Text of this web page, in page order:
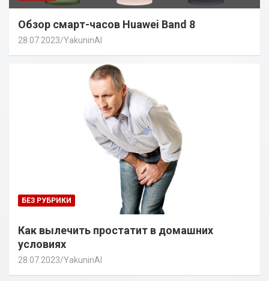
Обзор смарт-часов Huawei Band 8
28.07.2023 YakuninAI
БЕЗ РУБРИКИ
Как вылечить простатит в домашних
условиях
28.07.2023 YakuninAI